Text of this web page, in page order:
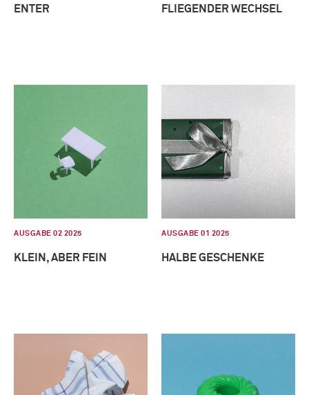
ENTER FLIEGENDER WECHSEL
AUSGABE 02 2025
KLEIN, ABER FEIN
AUSGABE 01 2025
HALBE GESCHENKE